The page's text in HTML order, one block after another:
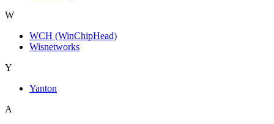
W
WCH (WinChipHead)
Wisnetworks
Y
Yanton
А